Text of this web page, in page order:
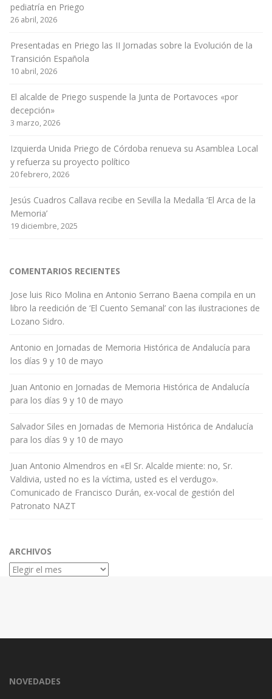
pediatría en Priego
26 abril, 2026
Presentadas en Priego las II Jornadas sobre la Evolución de la
Transición Española
10 abril, 2026
El alcalde de Priego suspende la Junta de Portavoces «por
decepción»
3 marzo, 2026
Izquierda Unida Priego de Córdoba renueva su Asamblea Local
y refuerza su proyecto político
20 febrero, 2026
Jesús Cuadros Callava recibe en Sevilla la Medalla ‘El Arca de la
Memoria’
19 diciembre, 2025
COMENTARIOS RECIENTES
Jose luis Rico Molina en Antonio Serrano Baena compila en un
libro la reedición de ‘El Cuento Semanal’ con las ilustraciones de
Lozano Sidro.
Antonio en Jornadas de Memoria Histórica de Andalucía para
los días 9 y 10 de mayo
Juan Antonio en Jornadas de Memoria Histórica de Andalucía
para los días 9 y 10 de mayo
Salvador Siles en Jornadas de Memoria Histórica de Andalucía
para los días 9 y 10 de mayo
Juan Antonio Almendros en «El Sr. Alcalde miente: no, Sr.
Valdivia, usted no es la víctima, usted es el verdugo».
Comunicado de Francisco Durán, ex-vocal de gestión del
Patronato NAZT
ARCHIVOS
Archivos
NOVEDADES